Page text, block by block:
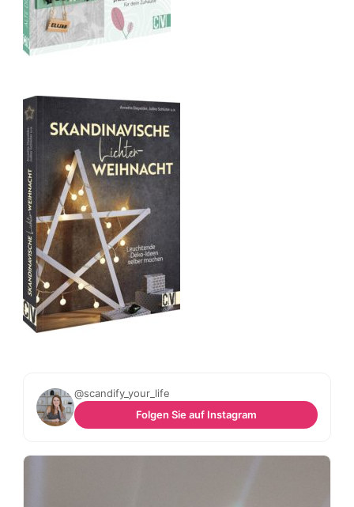
@scandify_your_life
Folgen Sie auf Instagram